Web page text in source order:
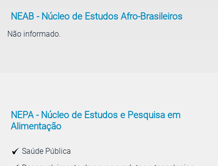
NEAB -Núcleo de Estudos Afro-Brasileiros
Não informado.
NEPA -Núcleo de Estudos e Pesquisa em
Alimentação
Saúde Pública